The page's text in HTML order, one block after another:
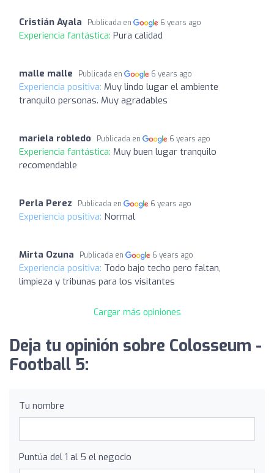
Cristián Ayala Publicada en 6 years ago
Experiencia fantástica: Pura calidad
malle malle Publicada en 6 years ago
Experiencia positiva: Muy lindo lugar el ambiente
tranquilo personas. Muy agradables
mariela robledo Publicada en 6 years ago
Experiencia fantástica: Muy buen lugar tranquilo
recomendable
Perla Perez Publicada en 6 years ago
Experiencia positiva: Normal
Mirta Ozuna Publicada en 6 years ago
Experiencia positiva: Todo bajo techo pero faltan,
limpieza y tribunas para los visitantes
Cargar más opiniones
Deja tu opinión sobre Colosseum -
Football 5:
Tu nombre
Puntúa del 1 al 5 el negocio